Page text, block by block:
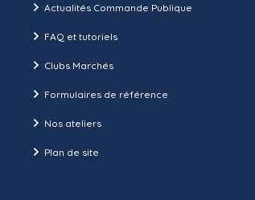
Actualités Commande Publique
FAQ et tutoriels
Clubs Marchés
Formulaires de référence
Nos ateliers
Plan de site